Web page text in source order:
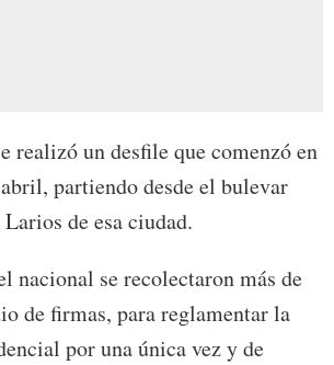
realizó un desfile que comenzó en
partiendo desde el bulevar
de esa ciudad.
nacional se recolectaron más de
de firmas, para reglamentar la
por una única vez y de